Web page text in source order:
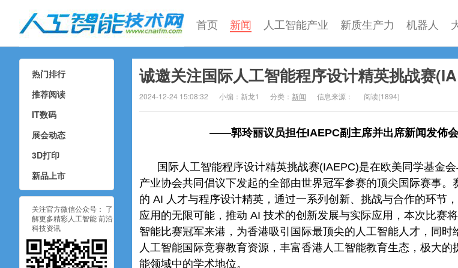
人工智能技术网
首页 新闻 人工智能产业 新质生产力 机器人
诚邀关注国际人工智能程序设计精英挑战赛
2024-12-24 15:08:32 小编：新龙1 分类： 新闻 信息来源： 阅读(1894)
——郭玲丽议员担任IAEPC副主席并出席新闻发佈
国际人工智能程序设计精英挑战赛(IAEPC)是在欧美同学基金
产业协会共同倡议下发起的全部由世界冠军参赛的顶尖国际赛事。
的 AI 人才与程序设计精英，通过一系列创新、挑战与合作的环节
应用的无限可能，推动 AI 技术的创新发展与实际应用，本次比赛
智能比赛冠军来港，为香港吸引国际最顶尖的人工智能人才，同时
人工智能国际竞赛教育资源，丰富香港人工智能教育生态，极大的
能领域中的学术地位。
热门排行
推荐阅读
IT数码
展会动态
3D打印
新品上市
关注官方微信公众号： 了
解更多精彩人工智能 前沿
科技资讯